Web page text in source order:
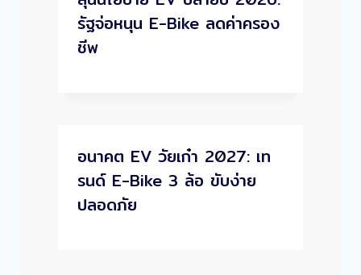
รัฐจ่อหนุน E-Bike ลดค่าครอง
ชีพ
อนาคต EV วัยเก๋า 2027: เท
รนด์ E-Bike 3 ล้อ ขับง่าย
ปลอดภัย